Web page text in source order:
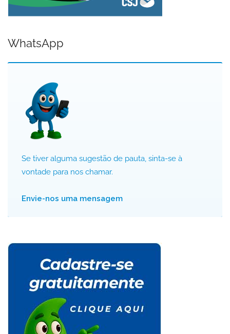
WhatsApp
Se tiver alguma sugestão de pauta, sinta-se à
vontade para nos chamar.
Envie-nos uma mensagem